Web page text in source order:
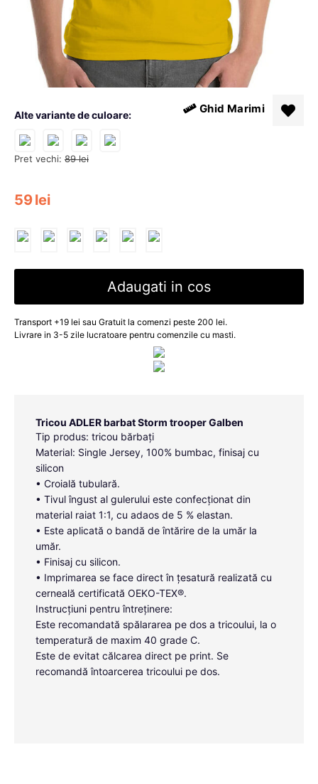
Pret vechi: 89 lei
59lei
Alte variante de culoare: Ghid Marimi
Adaugati in cos
Transport +19 lei sau Gratuit la comenzi peste 200 lei.
Livrare in 3-5 zile lucratoare pentru comenzile cu masti.
Tricou ADLER barbat Storm trooper Galben
Tip produs: tricou bărbați
Material: Single Jersey, 100% bumbac, finisaj cu
silicon
• Croială tubulară.
• Tivul îngust al gulerului este confecționat din
material raiat 1:1, cu adaos de 5 % elastan.
• Este aplicată o bandă de întărire de la umăr la
umăr.
• Finisaj cu silicon.
• Imprimarea se face direct în țesatură realizată cu
cerneală certificată OEKO-TEX®.
Instrucțiuni pentru întreținere:
Este recomandată spălararea pe dos a tricoului, la o
temperatură de maxim 40 grade C.
Este de evitat călcarea direct pe print. Se
recomandă întoarcerea tricoului pe dos.